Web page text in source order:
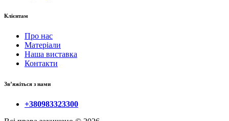
Клієнтам
Про нас
Матеріали
Наша виставка
Контакти
Зв’яжіться з нами
+380983323300